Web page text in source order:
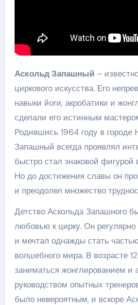
Аскольд Запашный–
циркового искусства. Его
навыки йоги, акробатики и
сделали его истинным
Родившись 1964 году в городе
Запашный всегда проявлял
быстро стал знаковой фигурой
Но до достижения славы он
и преодолел множество
Детство Аскольда Запашного
любовью к цирку. Он
и мечтал однажды стать
волшебного мира. В возрасте
заниматься жонглированием и
руководством опытных
было невероятным, и вскоре